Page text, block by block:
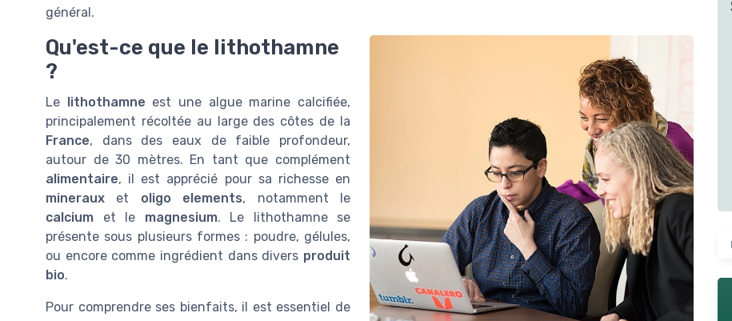
général.
Qu'est-ce que le lithothamne
?
Le lithothamne est une algue marine calcifiée,
principalement récoltée au large des côtes de la
France, dans des eaux de faible profondeur,
autour de 30 mètres. En tant que complément
alimentaire, il est apprécié pour sa richesse en
mineraux et oligo elements, notamment le
calcium et le magnesium. Le lithothamne se
présente sous plusieurs formes : poudre, gélules,
ou encore comme ingrédient dans divers produit
bio.
Pour comprendre ses bienfaits, il est essentiel de